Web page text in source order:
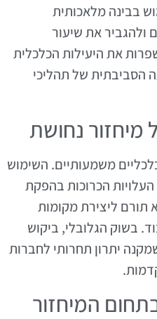
בבינה מלאכותית
ולהגביר את שיעור
את היעילות הכלכלית
של תהליכי
מיחזור נחושת
משמעותיים. השימוש
הכרוכות בהפקת
תורם ליצירת מקומות
בשוק הגלובלי, ביקוש
יתרון תחרותי לחברות
המיחזור